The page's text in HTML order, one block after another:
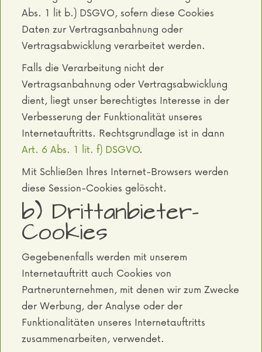
Abs. 1 lit b.) DSGVO, sofern diese Cookies
Daten zur Vertragsanbahnung oder
Vertragsabwicklung verarbeitet werden.
Falls die Verarbeitung nicht der
Vertragsanbahnung oder Vertragsabwicklung
dient, liegt unser berechtigtes Interesse in der
Verbesserung der Funktionalität unseres
Internetauftritts. Rechtsgrundlage ist in dann
Art. 6 Abs. 1 lit. f) DSGVO.
Mit Schließen Ihres Internet-Browsers werden
diese Session-Cookies gelöscht.
b) Drittanbieter-
Cookies
Gegebenenfalls werden mit unserem
Internetauftritt auch Cookies von
Partnerunternehmen, mit denen wir zum Zwecke
der Werbung, der Analyse oder der
Funktionalitäten unseres Internetauftritts
zusammenarbeiten, verwendet.